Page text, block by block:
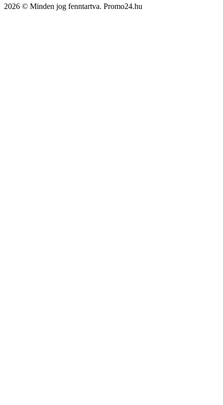
2026 © Minden jog fenntartva. Promo24.hu